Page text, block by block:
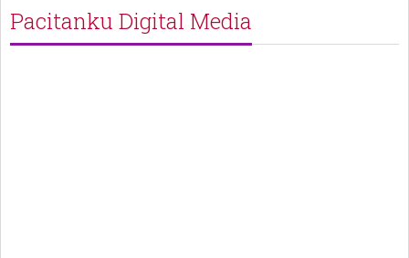
Pacitanku Digital Media